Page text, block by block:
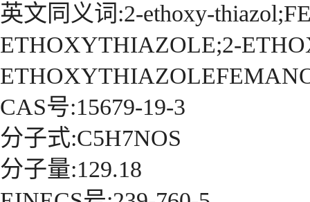
英文同义词:2-ethoxy-
ETHOXYTHIAZOLE;2-
CAS号:15679-19-3
分子式:C5H7NOS
分子量:129.18